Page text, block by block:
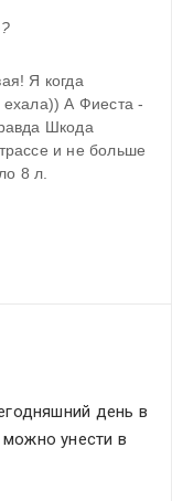
А Фиеста -
Шкода
и не больше
8 л.
день в
унести в